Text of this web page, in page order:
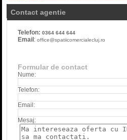
Contact agentie
Telefon:0364 644 644
Email :office@spatiicomercialecluj.ro
Formular de contact
Nume:
Telefon:
Email:
Mesaj: